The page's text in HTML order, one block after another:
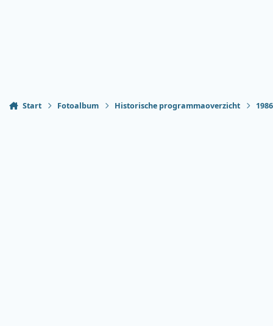
Start Fotoalbum Historische programmaoverzicht 1986